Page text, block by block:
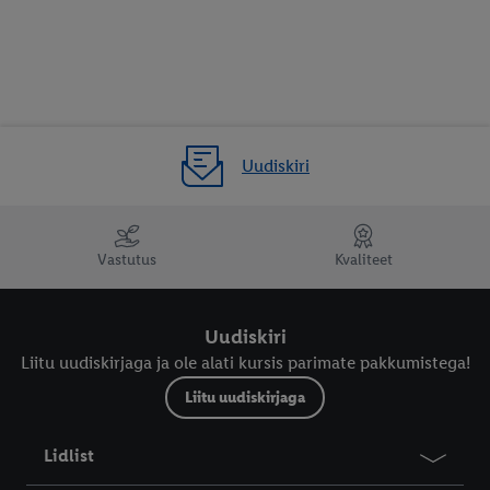
Uudiskiri
Vastutus Kvaliteet
Uudiskiri
Liitu uudiskirjaga ja ole alati kursis parimate pakkumistega!
Liitu uudiskirjaga
Lidlist